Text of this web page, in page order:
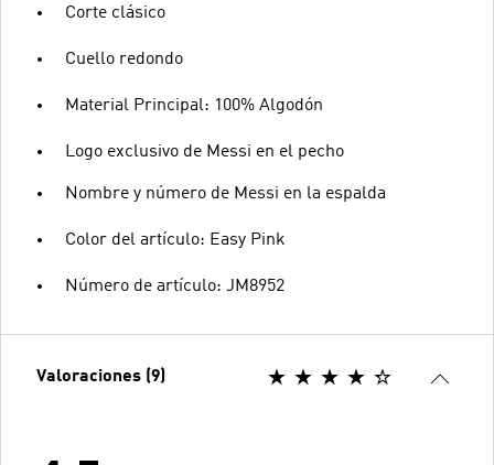
Corte clásico
Cuello redondo
Material Principal: 100% Algodón
Logo exclusivo de Messi en el pecho
Nombre y número de Messi en la espalda
Color del artículo: Easy Pink
Número de artículo: JM8952
Valoraciones (9)